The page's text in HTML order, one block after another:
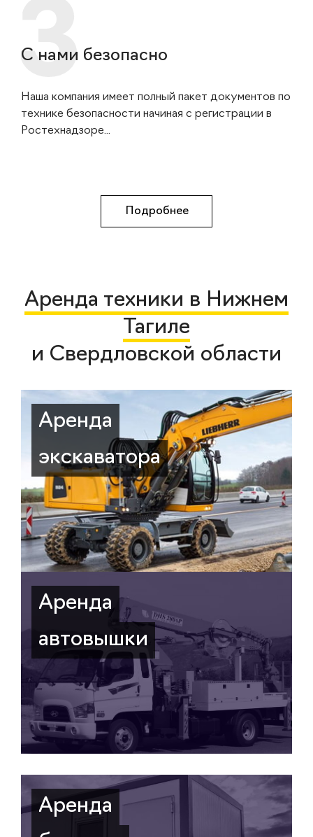
С нами безопасно
Наша компания имеет полный пакет документов по
технике безопасности начиная с регистрации в
Ростехнадзоре...
Подробнее
Аренда техники в Нижнем
Тагиле
и Свердловской области
Аренда
экскаватора
Аренда
автовышки
Аренда